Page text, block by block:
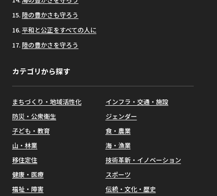
陸の豊かさも守ろう
平和と公正をすべての人に
陸の豊かさを守ろう
カテゴリから探す
まちづくり・地域活性化
インフラ・交通・施設
防災・公衆衛生
ジェンダー
子ども・教育
食・農業
山・林業
海・漁業
移住定住
技術革新・イノベーション
健康・医療
スポーツ
福祉・障害
伝統・文化・歴史